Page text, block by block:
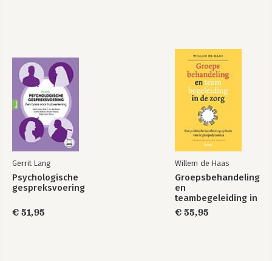
Gerrit Lang
Psychologische
gespreksvoering
€ 51,95
Willem de Haas
Groepsbehandeling
en
teambegeleiding in
de zorg
€ 55,95